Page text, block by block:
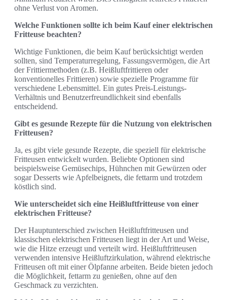
ohne Verlust von Aromen.
Welche Funktionen sollte ich beim Kauf einer elektrischen
Fritteuse beachten?
Wichtige Funktionen, die beim Kauf berücksichtigt werden
sollten, sind Temperaturregelung, Fassungsvermögen, die Art
der Frittiermethoden (z.B. Heißluftfrittieren oder
konventionelles Frittieren) sowie spezielle Programme für
verschiedene Lebensmittel. Ein gutes Preis-Leistungs-
Verhältnis und Benutzerfreundlichkeit sind ebenfalls
entscheidend.
Gibt es gesunde Rezepte für die Nutzung von elektrischen
Fritteusen?
Ja, es gibt viele gesunde Rezepte, die speziell für elektrische
Fritteusen entwickelt wurden. Beliebte Optionen sind
beispielsweise Gemüsechips, Hühnchen mit Gewürzen oder
sogar Desserts wie Apfelbeignets, die fettarm und trotzdem
köstlich sind.
Wie unterscheidet sich eine Heißluftfritteuse von einer
elektrischen Fritteuse?
Der Hauptunterschied zwischen Heißluftfritteusen und
klassischen elektrischen Fritteusen liegt in der Art und Weise,
wie die Hitze erzeugt und verteilt wird. Heißluftfritteusen
verwenden intensive Heißluftzirkulation, während elektrische
Fritteusen oft mit einer Ölpfanne arbeiten. Beide bieten jedoch
die Möglichkeit, fettarm zu genießen, ohne auf den
Geschmack zu verzichten.